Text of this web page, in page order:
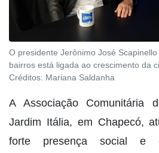
O presidente Jerônimo José
bairros está ligada ao crescimento da
Créditos: Mariana Saldanha
A Associação Comunitária
Jardim Itália, em Chapecó,
forte presença social e